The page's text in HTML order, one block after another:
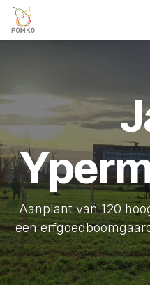
Overslaan naar inhoud
Aanplant van 120
een